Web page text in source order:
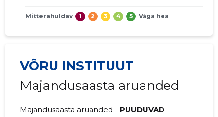
Mitterahuldav 1 2 3 4 5 Väga hea
VÕRU INSTITUUT
Majandusaasta aruanded
Majandusaasta aruanded PUUDUVAD